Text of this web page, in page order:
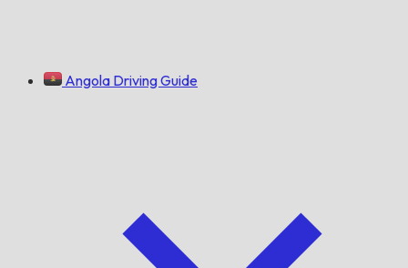
Angola Driving Guide